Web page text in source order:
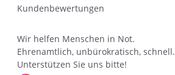
Kundenbewertungen
Wir helfen Menschen in Not.
Ehrenamtlich, unbürokratisch, schnell.
Unterstützen Sie uns bitte!